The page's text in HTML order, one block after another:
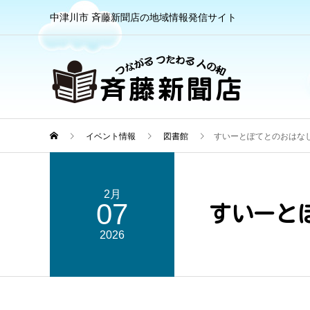
中津川市 斉藤新聞店の地域情報発信サイト
イベント情報 図書館 すいーとぽてとのおはな
2月
07
2026
すいーと